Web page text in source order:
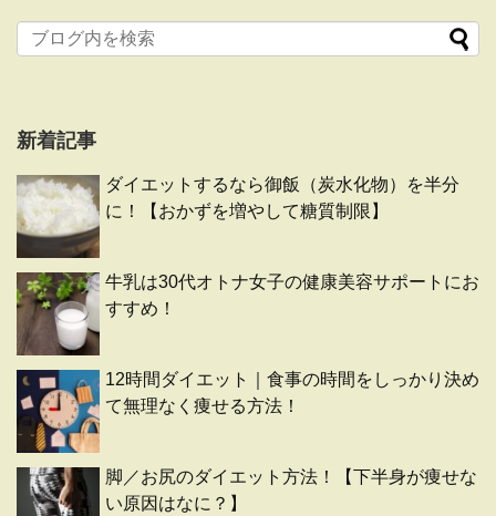
新着記事
ダイエットするなら御飯（炭水化物）を半分
に！【おかずを増やして糖質制限】
牛乳は30代オトナ女子の健康美容サポートにお
すすめ！
12時間ダイエット｜食事の時間をしっかり決め
て無理なく痩せる方法！
脚／お尻のダイエット方法！【下半身が痩せな
い原因はなに？】